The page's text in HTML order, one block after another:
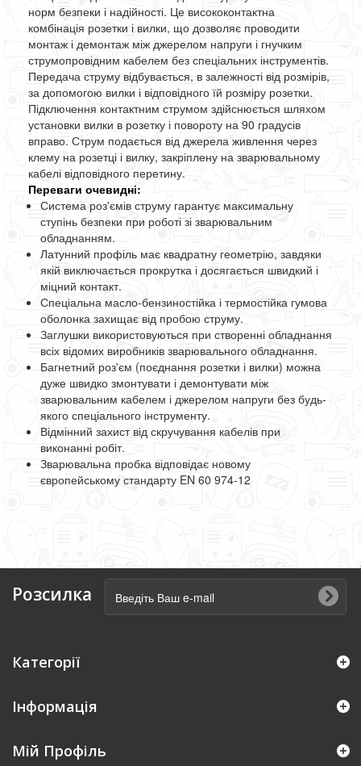
норм безпеки і надійності. Це висококонтактна
комбінація розетки і вилки, що дозволяє проводити
монтаж і демонтаж між джерелом напруги і гнучким
струмопровідним кабелем без спеціальних інструментів.
Передача струму відбувається, в залежності від розмірів,
за допомогою вилки і відповідного їй розміру розетки.
Підключення контактним струмом здійснюється шляхом
установки вилки в розетку і повороту на 90 градусів
вправо. Струм подається від джерела живлення через
клему на розетці і вилку, закріплену на зварювальному
кабелі відповідного перетину.
Переваги очевидні:
Система роз'ємів струму гарантує максимальну
ступінь безпеки при роботі зі зварювальним
обладнанням.
Латунний профіль має квадратну геометрію, завдяки
якій виключається прокрутка і досягається швидкий і
міцний контакт.
Спеціальна масло-бензиностійка і термостійка гумова
оболонка захищає від пробою струму.
Заглушки використовуються при створенні обладнання
всіх відомих виробників зварювального обладнання.
Багнетний роз'єм (поєднання розетки і вилки) можна
дуже швидко змонтувати і демонтувати між
зварювальним кабелем і джерелом напруги без будь-
якого спеціального інструменту.
Відмінний захист від скручування кабелів при
виконанні робіт.
Зварювальна пробка відповідає новому
європейському стандарту EN 60 974-12
Розсилка
Категорії
Інформація
Мій Профіль